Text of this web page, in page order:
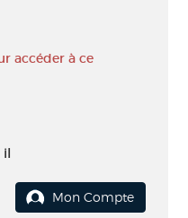
accéder à ce
il
Mon Compte